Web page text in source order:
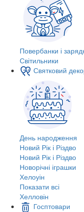
Повербанки і
Світильники
Святковий
День народження
Новий Рік і Різдво
Новий Рік і Різдво
Новорічні іграшки
Хелоуін
Показати всі
Хелловін
Госптовари